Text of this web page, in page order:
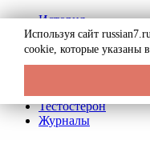
История
Биография
Криминал
Реклама на сайте
Тестостерон
Журналы
Используя сайт
cookie, которые указаны в